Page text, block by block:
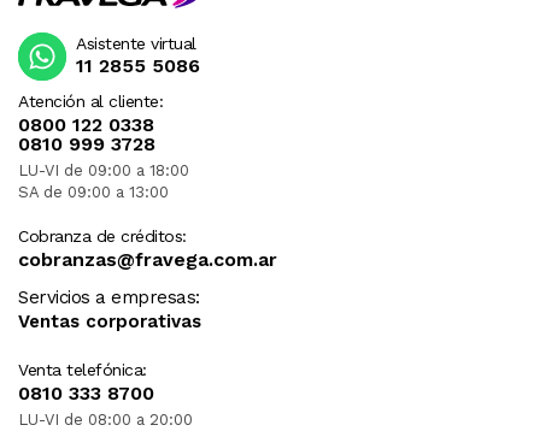
Atención al cliente:
0800 122 0338
0810 999 3728
LU-VI de 09:00 a 18:00
SA de 09:00 a 13:00
Cobranza de créditos:
cobranzas@fravega.com.ar
Servicios a empresas:
Ventas corporativas
Venta telefónica:
0810 333 8700
LU-VI de 08:00 a 20:00
Asistente virtual
11 2855 5086